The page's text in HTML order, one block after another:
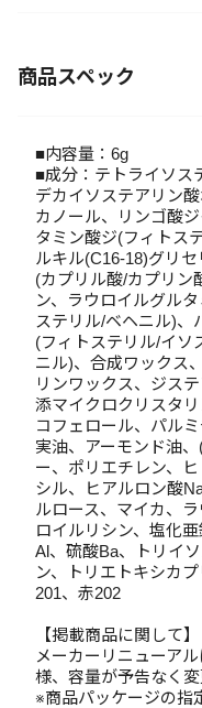
商品スペック
■内容量：6g
■成分：テトライソス
デカイソステアリン
カノール、リンゴ酸
タミン酸ジ(フィトス
ルキル(C16-18)グリ
(カプリル酸/カプリン
ン、ラウロイルグル
ステリル/ベヘニル)、
(フィトステリル/イソ
ニル)、合成ワックス
リンワックス、ジス
添マイクロクリスタ
コフェロール、パル
実油、アーモンド油
ー、ポリエチレン、
シル、ヒアルロン酸
ルロース、マイカ、
ロイルリシン、塩化
Al、硫酸Ba、トリイ
ン、トリエトキシカ
201、赤202
【掲載商品に関して】
メーカーリニューア
様、容量が予告なく変
※商品パッケージの指